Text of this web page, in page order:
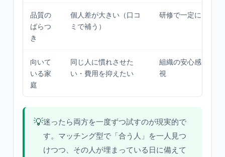
品質の
ばらつ
き
個人差が大きい（口コ
ミで補う）
研修で一定にそろえ
向いて
いる家
庭
同じ人に慣れさせた
い・費用を抑えたい
組織の安心感と緊急
視
💡迷ったら両方を一度ずつ試すのが現実的で
す。マッチング型で「合う人」を一人見つ
けつつ、その人が埋まっている日に備えて